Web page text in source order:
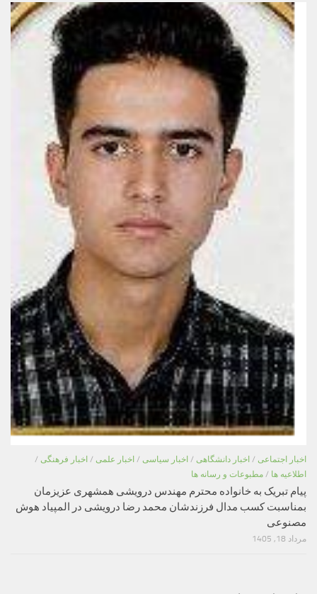
اخبار اجتماعی / اخبار دانشگاهی / اخبار سیاسی / اخبار علمی / اخبار فرهنگی /
اطلاعیه ها / مطبوعات و رسانه ها
پیام تبریک به خانواده محترم مهندس درویشی همشهری عزیزمان
بمناسبت کسب مدال فرزندشان محمد رضا درویشی در المپیاد هوش
مصنوعی
مرداد 18, 1405